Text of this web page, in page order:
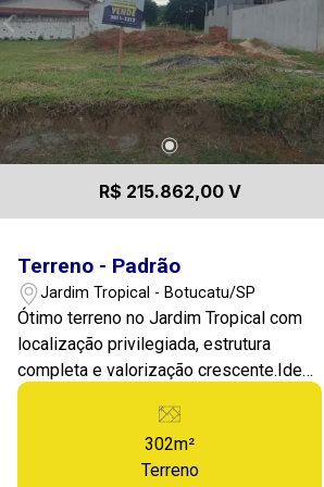
campo de tênis e a quadra
poliesportiva, divirta-se no salão de
jogos e de festa e muito mais. Também
oferece espaço infantil como
brinquedoteca e playground.
Estrategicamente localizado próximo a
expressas e rápidas e, além disso, sua
preservadas oferece um ambiente
saudável e revitalizante. Não perca
essa oportunidade Agende uma visita
hoje mesmo e comece a planejar seu
futuro no nesse paraíso residencial.
R$ 215.862,00 V
Terreno - Padrão
Jardim Tropical - Botucatu/SP
Ótimo terreno no Jardim Tropical com
localização privilegiada, estrutura
completa e valorização crescente.Ideal
para construir ou investir.
302m²
Terreno